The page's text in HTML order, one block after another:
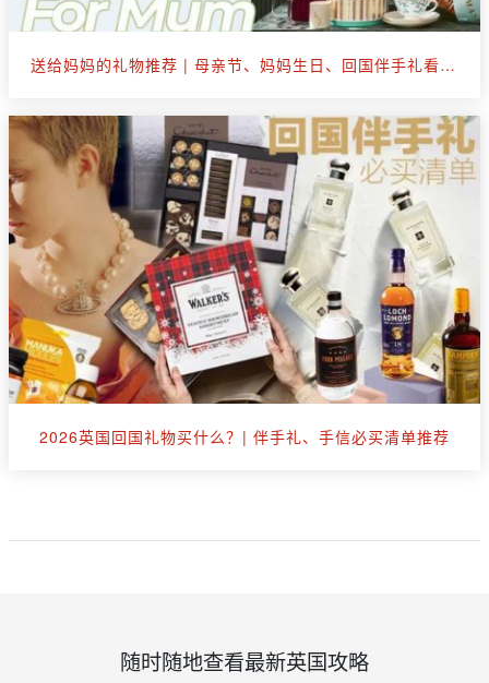
送给妈妈的礼物推荐 | 母亲节、妈妈生日、回国伴手礼看这篇就够了
2026英国回国礼物买什么？| 伴手礼、手信必买清单推荐
随时随地查看最新英国攻略